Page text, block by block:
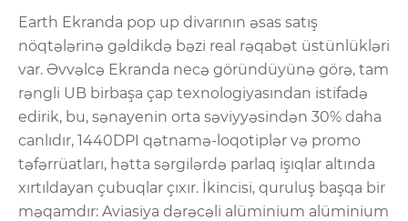
Earth Ekranda pop up divarının əsas satış
nöqtələrinə gəldikdə bəzi real rəqabət üstünlükləri
var. Əvvəlcə Ekranda necə göründüyünə görə, tam
rəngli UB birbaşa çap texnologiyasından istifadə
edirik, bu, sənayenin orta səviyyəsindən 30% daha
canlıdır, 1440DPI qətnamə-loqotiplər və promo
təfərrüatları, hətta sərgilərdə parlaq işıqlar altında
xırtıldayan çubuqlar çıxır. İkincisi, quruluş başqa bir
məqamdır: Aviasiya dərəcəli alüminium alüminium